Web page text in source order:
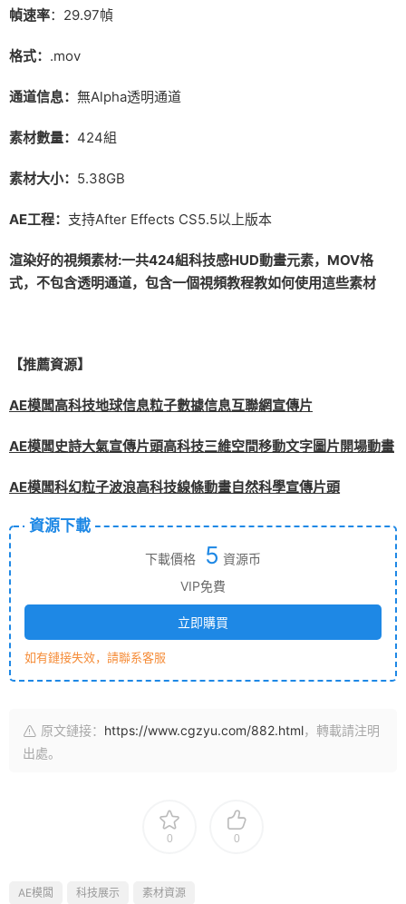
幀速率：29.97幀
格式： .mov
通道信息： 無Alpha透明通道
素材數量： 424組
素材大小： 5.38GB
AE工程： 支持After Effects CS5.5以上版本
渲染好的視頻素材:一共424組科技感HUD動畫元素，MOV格
式，不包含透明通道，包含一個視頻教程教如何使用這些素材
【推薦資源】
AE模闆高科技地球信息粒子數據信息互聯網宣傳片
AE模闆史詩大氣宣傳片頭高科技三維空間移動文字圖片開場動畫
AE模闆科幻粒子波浪高科技線條動畫自然科學宣傳片頭
資源下載
下載價格 5 資源币
VIP免費
立即購買
如有鏈接失效，請聯系客服
原文鏈接： https://www.cgzyu.com/882.html，轉載請注明
出處。
0 0
AE模闆 科技展示 素材資源